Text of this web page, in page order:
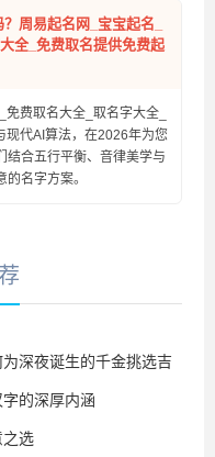
周易起名网_宝宝起名_
全_免费取名提供免费起
费取名大全_取名字大全_
现代AI算法，在2026年为您
结合五行平衡、音律美学与
名字方案。
深夜诞生的千金挑选吉
的深厚内涵
之选